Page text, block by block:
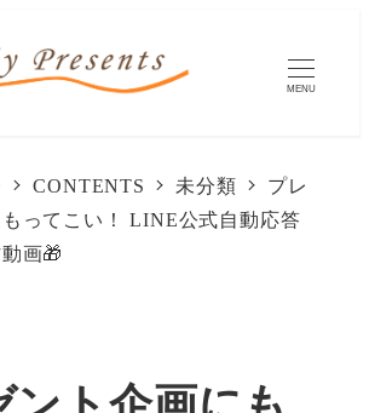
MENU
CONTENTS 未分類
プレ
ってこい！ LINE公式自動応答
画🎁